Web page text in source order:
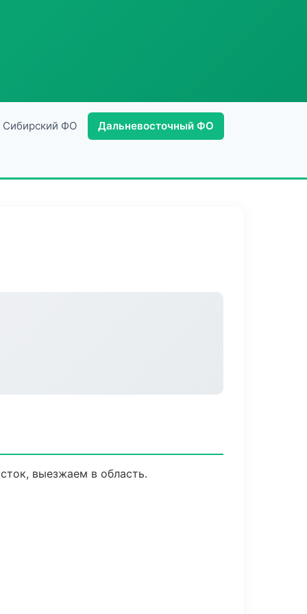
Сибирский ФО Дальневосточный ФО
выезжаем в область.